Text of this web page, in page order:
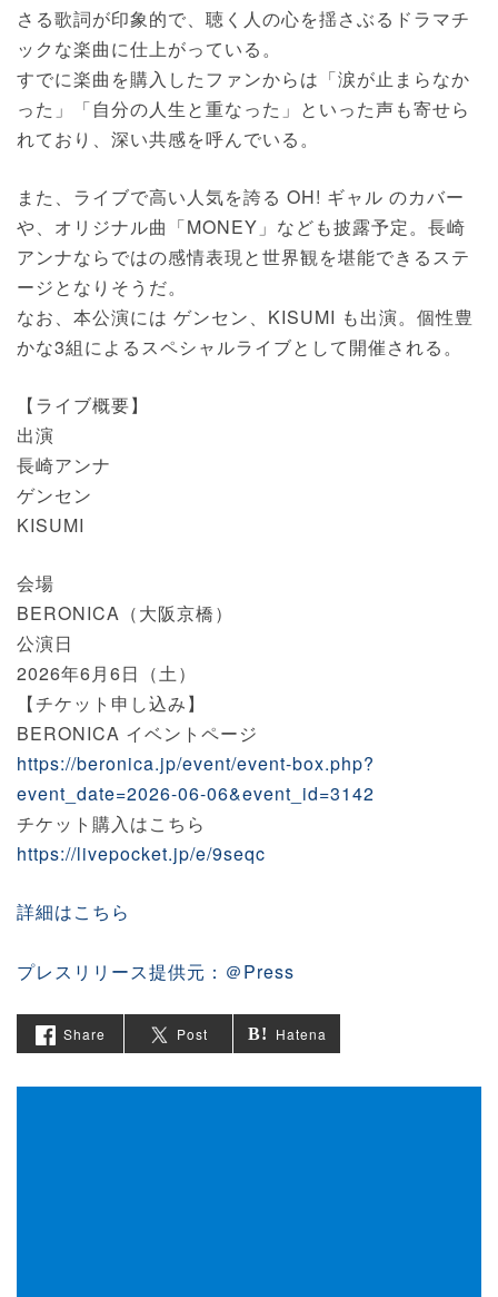
さる歌詞が印象的で、聴く人の心を揺さぶるドラマチ
ックな楽曲に仕上がっている。
すでに楽曲を購入したファンからは「涙が止まらなか
った」「自分の人生と重なった」といった声も寄せら
れており、深い共感を呼んでいる。
また、ライブで高い人気を誇る OH! ギャル のカバー
や、オリジナル曲「MONEY」なども披露予定。長崎
アンナならではの感情表現と世界観を堪能できるステ
ージとなりそうだ。
なお、本公演には ゲンセン、KISUMI も出演。個性豊
かな3組によるスペシャルライブとして開催される。
【ライブ概要】
出演
長崎アンナ
ゲンセン
KISUMI
会場
BERONICA（大阪京橋）
公演日
2026年6月6日（土）
【チケット申し込み】
BERONICA イベントページ
https://beronica.jp/event/event-box.php?
event_date=2026-06-06&event_id=3142
チケット購入はこちら
https://livepocket.jp/e/9seqc
詳細はこちら
プレスリリース提供元：＠Press
Share Post Hatena